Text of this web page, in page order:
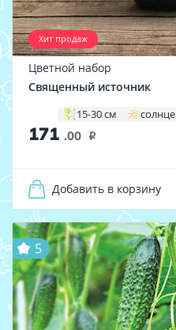
Хит продаж
Цветной набор
Священный источник
15-30 см солнце
171 .00 i
Добавить в корзину
5